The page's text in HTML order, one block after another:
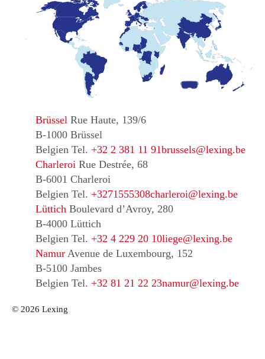
Brüssel Rue Haute, 139/6
B-1000 Brüssel
Belgien Tel. +32 2 381 11 91brussels@lexing.be
Charleroi Rue Destrée, 68
B-6001 Charleroi
Belgien Tel. +3271555308charleroi@lexing.be
Lüttich Boulevard d’Avroy, 280
B-4000 Lüttich
Belgien Tel. +32 4 229 20 10liege@lexing.be
Namur Avenue de Luxembourg, 152
B-5100 Jambes
Belgien Tel. +32 81 21 22 23namur@lexing.be
© 2026 Lexing